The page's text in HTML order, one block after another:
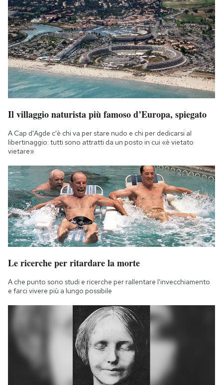
Il villaggio naturista più famoso d’Europa, spiegato
A Cap d'Agde c'è chi va per stare nudo e chi per dedicarsi al
libertinaggio: tutti sono attratti da un posto in cui «è vietato
vietare»
Le ricerche per ritardare la morte
A che punto sono studi e ricerche per rallentare l'invecchiamento
e farci vivere più a lungo possibile